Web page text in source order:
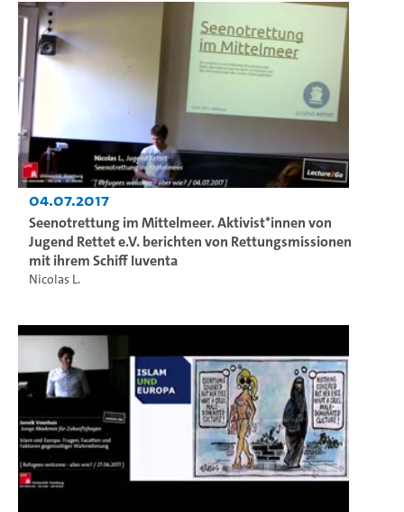
04.07.2017
Seenotrettung im Mittelmeer. Aktivist*innen von
Jugend Rettet e.V. berichten von Rettungsmissionen
mit ihrem Schiff Iuventa
Nicolas L.